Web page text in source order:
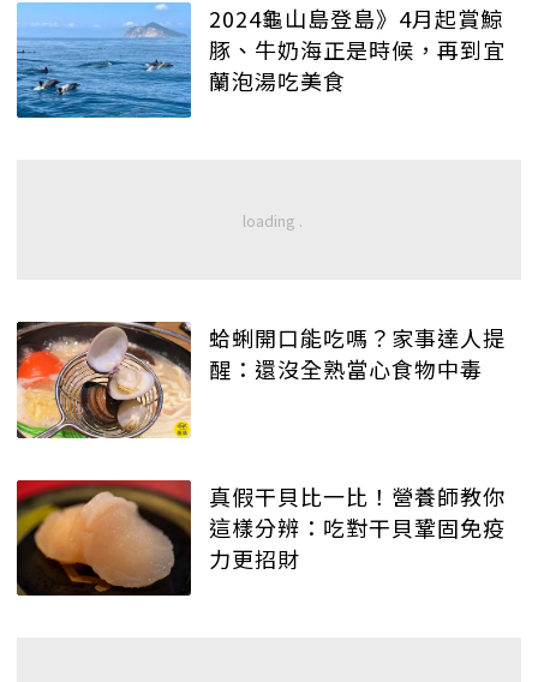
2024龜山島登島》4月起賞鯨
豚、牛奶海正是時候，再到宜
蘭泡湯吃美食
蛤蜊開口能吃嗎？家事達人提
醒：還沒全熟當心食物中毒
真假干貝比一比！營養師教你
這樣分辨：吃對干貝鞏固免疫
力更招財